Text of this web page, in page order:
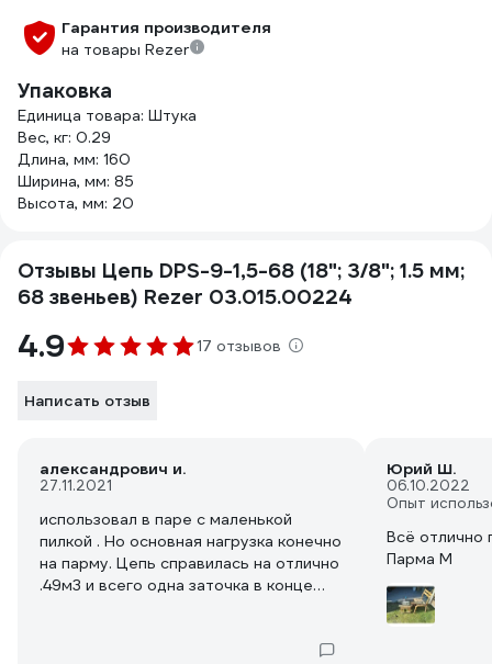
Гарантия производителя
на товары Rezer
Упаковка
Единица товара: Штука
Вес, кг: 0.29
Длина, мм: 160
Ширина, мм: 85
Высота, мм: 20
Отзывы Цепь DPS-9-1,5-68 (18"; 3/8"; 1.5 мм;
68 звеньев) Rezer 03.015.00224
4.9 17 отзывов
Написать отзыв
александрович и.
27.11.2021
использовал в паре с маленькой
пилкой . Но основная нагрузка конечно
на парму. Цепь справилась на отлично
.49м3 и всего одна заточка в конце
Юрий Ш.
06.10.2022
Опыт
Всё отлично
Парма М